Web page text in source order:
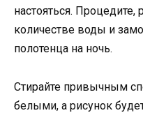
настояться.
количестве воды и
полотенца на ночь.
Стирайте привычным
белыми, а рисунок